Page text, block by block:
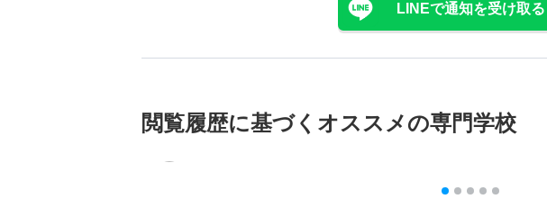
LINEで通知を受け取る
閲覧履歴に基づく オススメの専門学校